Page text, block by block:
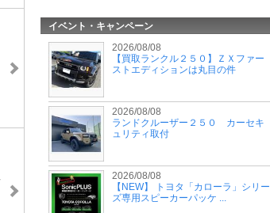
イベント・キャンペーン
2026/08/08
【買取ランクル２５０】ＺＸファー
ストエディションは丸目の件
2026/08/08
ランドクルーザー２５０ カーセキ
ュリティ取付
2026/08/08
【NEW】 トヨタ「カローラ」シリー
ズ専用スピーカーパッケ ...